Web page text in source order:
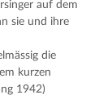
auf dem
sie und ihre
die
kurzen
1942)